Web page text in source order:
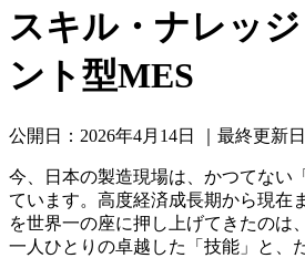
スキル・ナレッ
ント型MES
公開日： 2026年4月14日 ｜最終更新
今、日本の製造現場は、かつてない
ています。高度経済成長期から現在
を世界一の座に押し上げてきたのは
一人ひとりの卓越した「技能」と、